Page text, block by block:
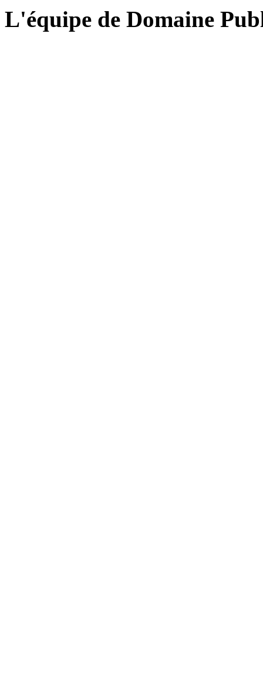
L'équipe de Domaine